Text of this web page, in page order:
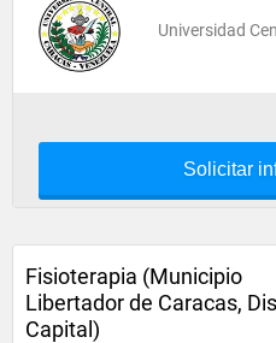
Universidad
Solicitar
Fisioterapia (Municipio
Libertador de Caracas,
Capital)